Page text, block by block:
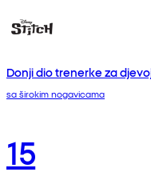
Donji dio trenerke za
sa širokim nogavicama
15